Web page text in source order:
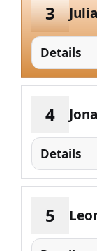
3
Details
4
Details
5